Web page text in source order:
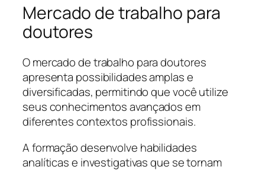
Mercado de trabalho para
doutores
O mercado de trabalho para doutores
apresenta possibilidades amplas e
diversificadas, permitindo que você utilize
seus conhecimentos avançados em
diferentes contextos profissionais.
A formação desenvolve habilidades
analíticas e investigativas que se tornam